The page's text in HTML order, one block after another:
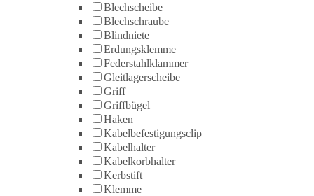
Blechscheibe
Blechschraube
Blindniete
Erdungsklemme
Federstahlklammer
Gleitlagerscheibe
Griff
Griffbügel
Haken
Kabelbefestigungsclip
Kabelhalter
Kabelkorbhalter
Kerbstift
Klemme